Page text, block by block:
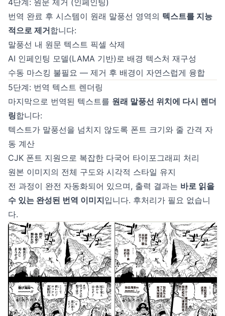
4단계: 원문 제거 (인페인팅)
번역 완료 후 시스템이 원래 말풍선 영역의 텍스트를 지능
적으로 제거합니다:
말풍선 내 원문 텍스트 픽셀 삭제
AI 인페인팅 모델(LAMA 기반)로 배경 텍스처 재구성
수동 마스킹 불필요 — 제거 후 배경이 자연스럽게 융합
5단계: 번역 텍스트 렌더링
마지막으로 번역된 텍스트를 원래 말풍선 위치에 다시 렌더
링합니다:
텍스트가 말풍선을 넘치지 않도록 폰트 크기와 줄 간격 자
동 계산
CJK 폰트 지원으로 복잡한 다국어 타이포그래피 처리
원본 이미지의 전체 구도와 시각적 스타일 유지
전 과정이 완전 자동화되어 있으며, 출력 결과는 바로 읽을
수 있는 완성된 번역 이미지입니다. 후처리가 필요 없습니
다.